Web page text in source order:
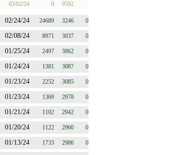
03/02/24 0 9592
02/24/24 24689 3246 0
02/08/24 8971 3037 0
01/25/24 2497 3862 0
01/24/24 1381 3087 0
01/23/24 2252 3085 0
01/23/24 1369 2978 0
01/21/24 1102 2942 0
01/20/24 1122 2960 0
01/13/24 1733 2986 0